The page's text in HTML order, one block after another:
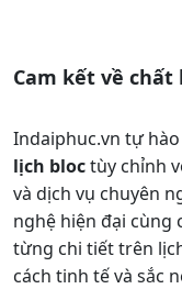
Cam kết về
Indaiphuc.vn tự
lịch bloctùy chỉnh
và dịch vụ chuyên
nghệ hiện đại cùng
từng chi tiết trên
cách tinh tế và sắc